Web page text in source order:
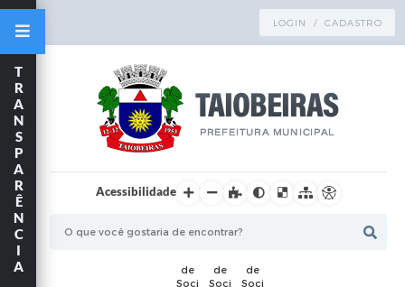
LOGIN / CADASTRO
Acessibilidade
T
R
A
N
S
P
A
R
Ê
N
C
I
A